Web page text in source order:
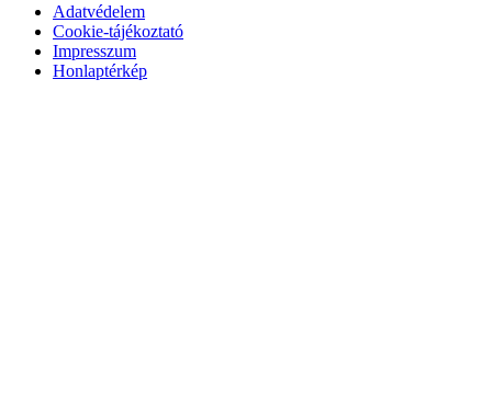
Adatvédelem
Cookie-tájékoztató
Impresszum
Honlaptérkép